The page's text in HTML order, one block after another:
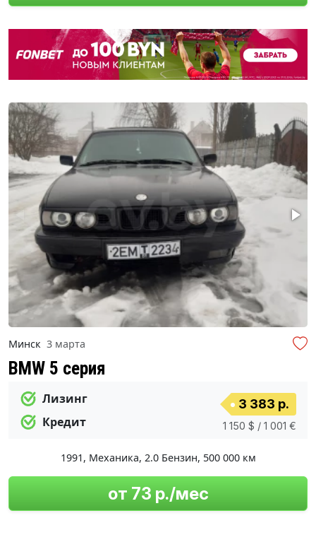
Минск 3 марта
BMW 5 серия
Лизинг
Кредит
3 383 р.
1 150 $ / 1 001 €
1991, Механика, 2.0 Бензин, 500 000 км
от 73 р./мес